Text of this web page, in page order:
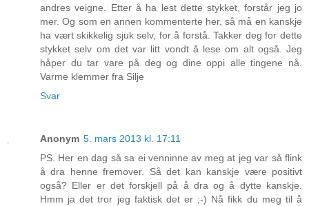
andres veigne. Etter å ha lest dette stykket, forstår jeg jo
mer. Og som en annen kommenterte her, så må en kanskje
ha vært skikkelig sjuk selv, for å forstå. Takker deg for dette
stykket selv om det var litt vondt å lese om alt også. Jeg
håper du tar vare på deg og dine oppi alle tingene nå.
Varme klemmer fra Silje
Svar
Anonym 5. mars 2013 kl. 17:11
PS. Her en dag så sa ei venninne av meg at jeg var så flink
å dra henne fremover. Så det kan kanskje være positivt
også? Eller er det forskjell på å dra og å dytte kanskje.
Hmm ja det tror jeg faktisk det er ;-) Nå fikk du meg til å